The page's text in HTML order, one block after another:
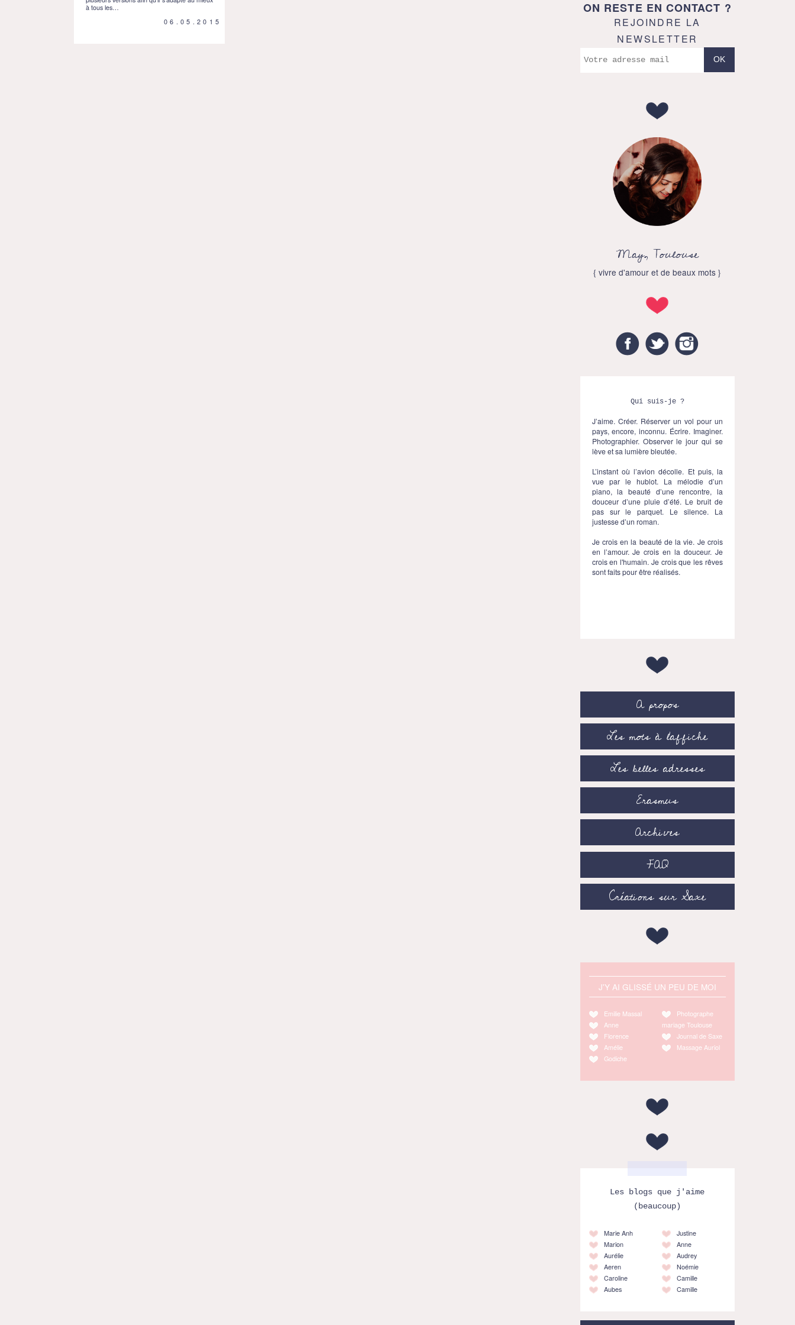
à tous les…
06.05.2015
ON RESTE EN CONTACT ?
REJOINDRE LA
NEWSLETTER
May, Toulouse
{ vivre d'amour et de beaux mots }
FacebookTwitter
Qui suis-je ?
J’aime. Créer. Réserver un vol pour un
pays, encore, inconnu. Écrire. Imaginer.
Photographier. Observer le jour qui se
lève et sa lumière bleutée.
L’instant où l’avion décolle. Et puis, la
vue par le hublot. La mélodie d’un
piano, la beauté d’une rencontre, la
douceur d’une pluie d’été. Le bruit de
pas sur le parquet. Le silence. La
justesse d’un roman.
Je crois en la beauté de la vie. Je crois
en l’amour. Je crois en la douceur. Je
crois en l'humain. Je crois que les rêves
sont faits pour être réalisés.
A propos
Les mots à l’affiche
Les belles adresses
Erasmus
Archives
FAQ
Créations sur Saxe
J'Y AI GLISSÉ UN PEU DE MOI
Emilie Massal
Anne
Florence
Amélie
Godiche
Photographe
mariage Toulouse
Journal de Saxe
Massage Auriol
Les blogs que j'aime
(beaucoup)
Marie Anh
Marion
Aurélie
Aeren
Caroline
Aubes
Justine
Anne
Audrey
Noémie
Camille
Camille